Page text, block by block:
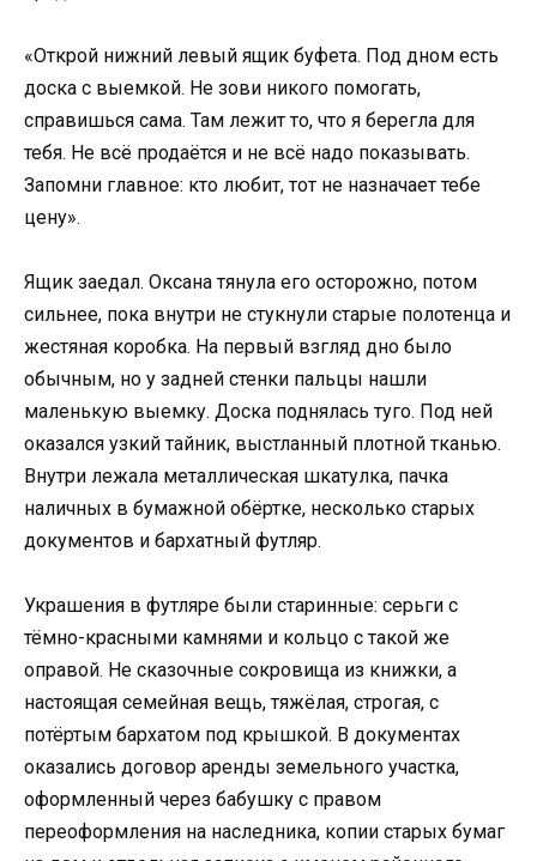
«Открой нижний левый ящик буфета. Под дном есть
доска с выемкой. Не зови никого помогать,
справишься сама. Там лежит то, что я берегла для
тебя. Не всё продаётся и не всё надо показывать.
Запомни главное: кто любит, тот не назначает тебе
цену».
Ящик заедал. Оксана тянула его осторожно, потом
сильнее, пока внутри не стукнули старые полотенца и
жестяная коробка. На первый взгляд дно было
обычным, но у задней стенки пальцы нашли
маленькую выемку. Доска поднялась туго. Под ней
оказался узкий тайник, выстланный плотной тканью.
Внутри лежала металлическая шкатулка, пачка
наличных в бумажной обёртке, несколько старых
документов и бархатный футляр.
Украшения в футляре были старинные: серьги с
тёмно-красными камнями и кольцо с такой же
оправой. Не сказочные сокровища из книжки, а
настоящая семейная вещь, тяжёлая, строгая, с
потёртым бархатом под крышкой. В документах
оказались договор аренды земельного участка,
оформленный через бабушку с правом
переоформления на наследника, копии старых бумаг